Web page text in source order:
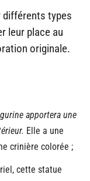
différents types
leur place au
originale.
apportera une
Elle a une
crinière colorée ;
cette statue